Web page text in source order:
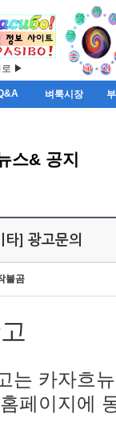
로 ▶
벼룩시장
스& 공지
타] 광고문의
불곰
는 카자흐
페이지에